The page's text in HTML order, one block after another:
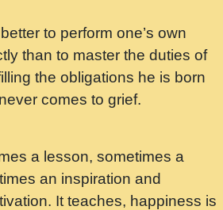
लडडल शर रध.... Shri
ji maharaj.mp3
ध्यान लगा - भजन भाव - 2018 -
Gyananand Ji
ह नकज कमर Yahi Hasraten
Pravah #bhajan.mp3
to perform one’s own
than to master the duties of
the obligations he is born
comes to grief.
a lesson, sometimes a
an inspiration and
It teaches, happiness is